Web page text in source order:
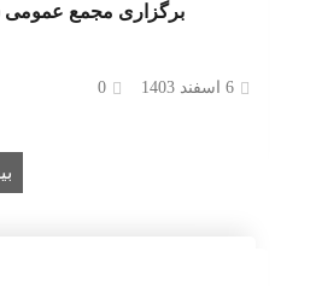
برگزاری مجمع عمومی
6 اسفند 1403 0